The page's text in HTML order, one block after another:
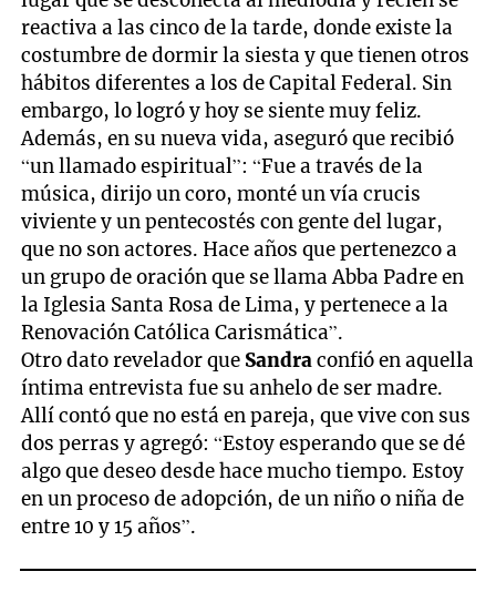
reactiva a las cinco de la tarde, donde existe la
costumbre de dormir la siesta y que tienen otros
hábitos diferentes a los de Capital Federal. Sin
embargo, lo logró y hoy se siente muy feliz.
Además, en su nueva vida, aseguró que recibió
“un llamado espiritual”: “Fue a través de la
música, dirijo un coro, monté un vía crucis
viviente y un pentecostés con gente del lugar,
que no son actores. Hace años que pertenezco a
un grupo de oración que se llama Abba Padre en
la Iglesia Santa Rosa de Lima, y pertenece a la
Renovación Católica Carismática”.
Otro dato revelador que Sandraconfió en aquella
íntima entrevista fue su anhelo de ser madre.
Allí contó que no está en pareja, que vive con sus
dos perras y agregó: “Estoy esperando que se dé
algo que deseo desde hace mucho tiempo. Estoy
en un proceso de adopción, de un niño o niña de
entre 10 y 15 años”.